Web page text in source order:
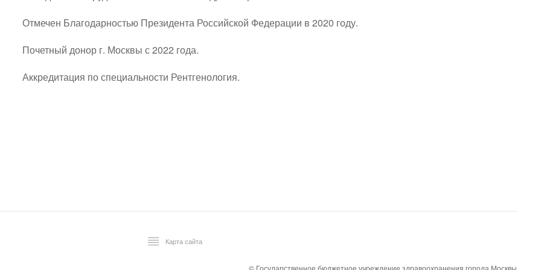
Отмечен Благодарностью Президента Российской Федерации в 2020 году.
Почетный донор г. Москвы с 2022 года.
Аккредитация по специальности Рентгенология.
Карта сайта
© Государственное бюджетное учреждение здравоохранения города Москвы